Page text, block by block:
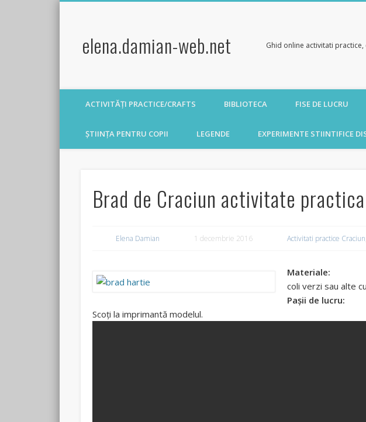
elena.damian-web.net Ghid online activitati
ACTIVITĂȚI PRACTICE/CRAFTS BIBLIOTECA FISE DE LUCRU
ȘTIINȚA PENTRU COPII LEGENDE EXPERIMENTE STIINTIFICE
Brad de Craciun activitate
Elena Damian 1 decembrie 2016 Activitati practice Craciun
Materiale:
coli verzi sau alte
Pașii de lucru:
Scoți la imprimantă modelul.